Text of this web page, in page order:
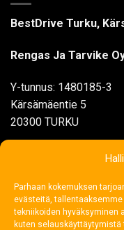
Parhaan kokemuksen
evästeitä,
tekniikoiden hyväksyminen
kuten
BestDrive Turku,
Rengas Ja Tarvike
Y-tunnus: 1480185-3
Kärsämäentie 5
20300 TURKU
Arkisin klo. 08.00-17.00